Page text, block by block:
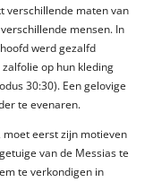
verschillende maten van
mensen. In
werd gezalfd
op hun kleding
30:30). Een gelovige
te evenaren.
moet eerst zijn motieven
van de Messias te
te verkondigen in